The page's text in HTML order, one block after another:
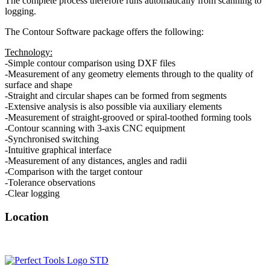
logging.
The Contour Software package offers the following:
Technology:
-Simple contour comparison using DXF files
-Measurement of any geometry elements through to the quality of
surface and shape
-Straight and circular shapes can be formed from segments
-Extensive analysis is also possible via auxiliary elements
-Measurement of straight-grooved or spiral-toothed forming tools
-Contour scanning with 3-axis CNC equipment
-Synchronised switching
-Intuitive graphical interface
-Measurement of any distances, angles and radii
-Comparison with the target contour
-Tolerance observations
-Clear logging
Location